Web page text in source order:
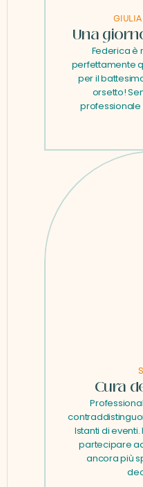
GIULIA
Una
Federica è
perfettamente
per il
orsetto!
professionale
Cura
Istanti di
partecipare
ancora più